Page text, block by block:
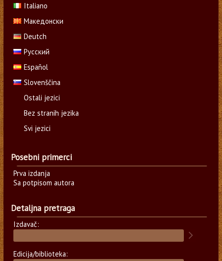
Italiano
Македонски
Deutch
Русский
Español
Slovenščina
Ostali jezici
Bez stranih jezika
Svi jezici
Posebni primerci
Prva izdanja
Sa potpisom autora
Detaljna pretraga
Izdavač:
Edicija/biblioteka: